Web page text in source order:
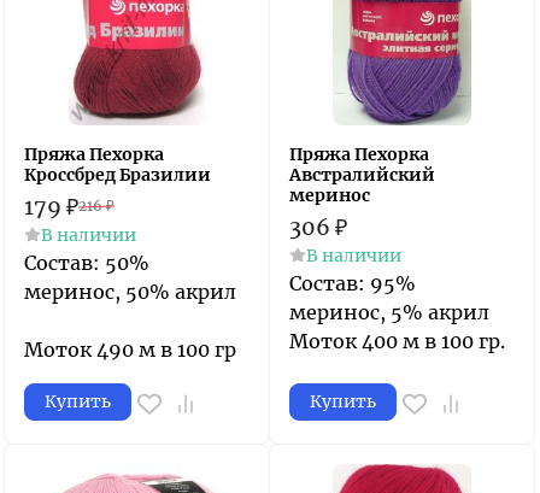
Пряжа Пехорка
Кроссбред Бразилии
179 ₽216 ₽
В наличии
Состав: 50%
меринос, 50% акрил
Моток 490 м в 100 гр
Купить
Пряжа Пехорка
Австралийский
меринос
306 ₽
В наличии
Состав: 95%
меринос, 5% акрил
Моток 400 м в 100 гр.
Купить